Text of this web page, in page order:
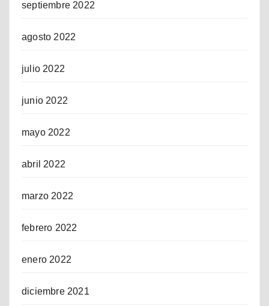
septiembre 2022
agosto 2022
julio 2022
junio 2022
mayo 2022
abril 2022
marzo 2022
febrero 2022
enero 2022
diciembre 2021